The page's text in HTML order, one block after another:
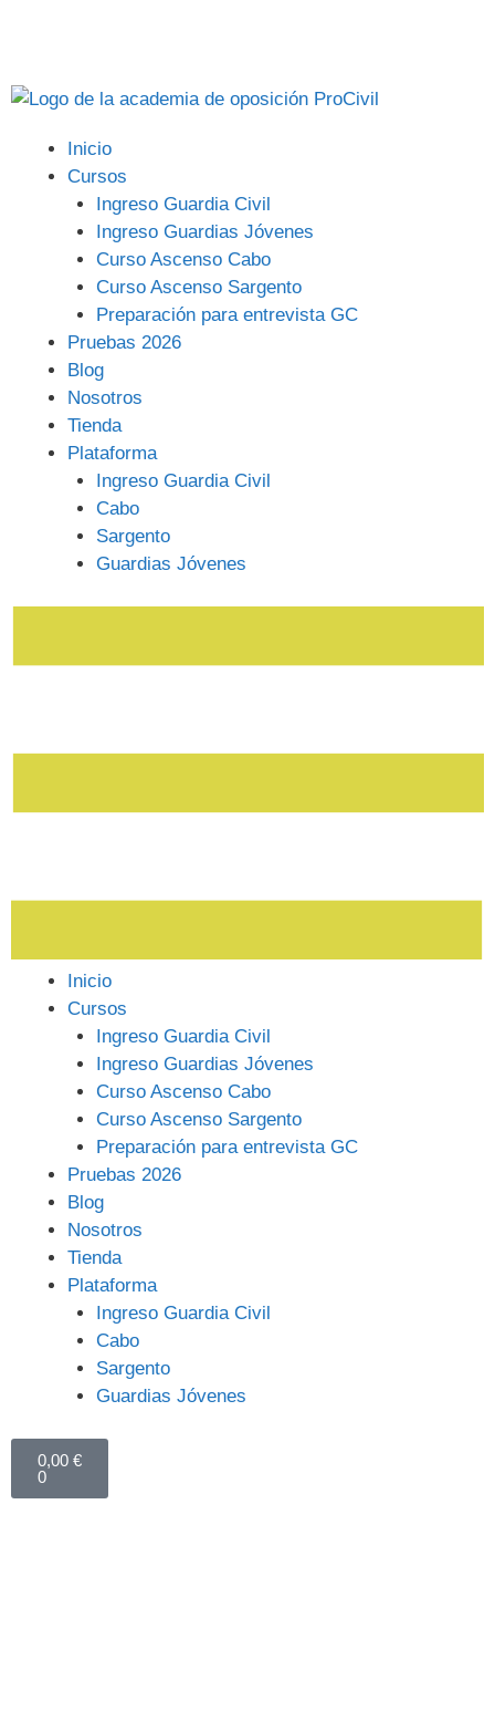
Inicio
Cursos
Ingreso Guardia Civil
Ingreso Guardias Jóvenes
Curso Ascenso Cabo
Curso Ascenso Sargento
Preparación para entrevista GC
Pruebas 2026
Blog
Nosotros
Tienda
Plataforma
Ingreso Guardia Civil
Cabo
Sargento
Guardias Jóvenes
Inicio
Cursos
Ingreso Guardia Civil
Ingreso Guardias Jóvenes
Curso Ascenso Cabo
Curso Ascenso Sargento
Preparación para entrevista GC
Pruebas 2026
Blog
Nosotros
Tienda
Plataforma
Ingreso Guardia Civil
Cabo
Sargento
Guardias Jóvenes
0,00 €
0